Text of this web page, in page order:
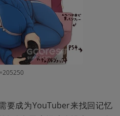
要成为YouTuber来找回记忆